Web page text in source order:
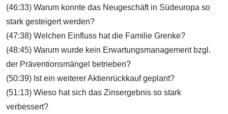
(46:33) Warum konnte das Neugeschäft in Südeuropa so
stark gesteigert werden?
(47:38) Welchen Einfluss hat die Familie Grenke?
(48:45) Warum wurde kein Erwartungsmanagement bzgl.
der Präventionsmängel betrieben?
(50:39) Ist ein weiterer Aktienrückkauf geplant?
(51:13) Wieso hat sich das Zinsergebnis so stark
verbessert?